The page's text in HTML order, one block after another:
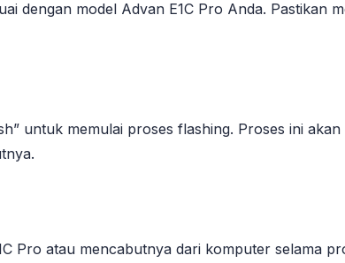
dengan model Advan E1C Pro Anda. Pastikan
untuk memulai proses flashing. Proses ini
Pro atau mencabutnya dari komputer selama